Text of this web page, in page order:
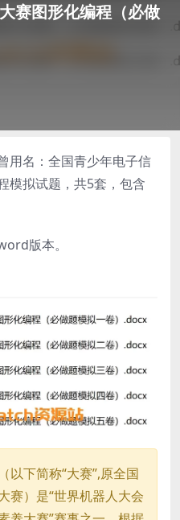
赛图形化编程（必做
用名：全国青少年电子信
模拟试题，共5套，包含
版本。
以下简称“大赛”,原全国
赛）是“世界机器人大会